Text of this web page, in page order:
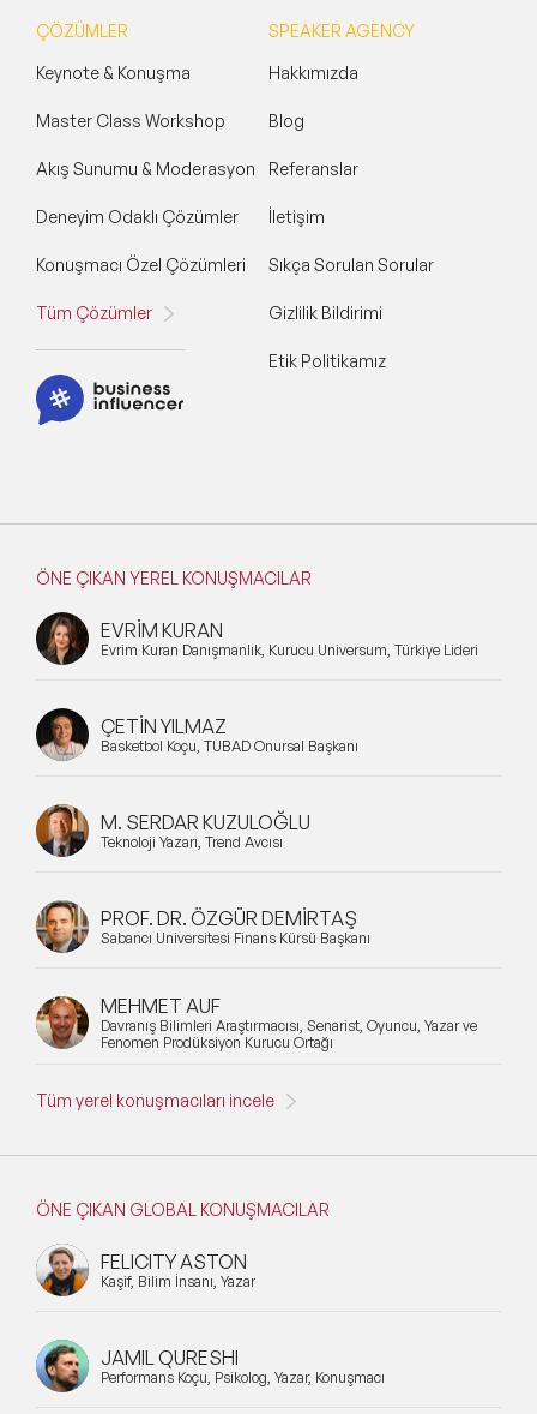
ÇÖZÜMLER
Keynote & Konuşma
Master Class Workshop
Akış Sunumu & Moderasyon
Deneyim Odaklı Çözümler
Konuşmacı Özel Çözümleri
Tüm Çözümler
SPEAKER AGENCY
Hakkımızda
Blog
Referanslar
İletişim
Sıkça Sorulan Sorular
Gizlilik Bildirimi
Etik Politikamız
ÖNE ÇIKAN YEREL KONUŞMACILAR
EVRİM KURAN
Evrim Kuran Danışmanlık, Kurucu Universum, Türkiye Lideri
ÇETİN YILMAZ
Basketbol Koçu, TÜBAD Onursal Başkanı
M. SERDAR KUZULOĞLU
Teknoloji Yazarı, Trend Avcısı
PROF. DR. ÖZGÜR DEMİRTAŞ
Sabancı Üniversitesi Finans Kürsü Başkanı
MEHMET AUF
Davranış Bilimleri Araştırmacısı, Senarist, Oyuncu, Yazar ve
Fenomen Prodüksiyon Kurucu Ortağı
Tüm yerel konuşmacıları incele
ÖNE ÇIKAN GLOBAL KONUŞMACILAR
FELICITY ASTON
Kaşif, Bilim İnsanı, Yazar
JAMIL QURESHI
Performans Koçu, Psikolog, Yazar, Konuşmacı